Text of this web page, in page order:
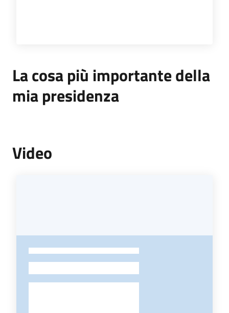
La cosa più importante della
mia presidenza
Video
-